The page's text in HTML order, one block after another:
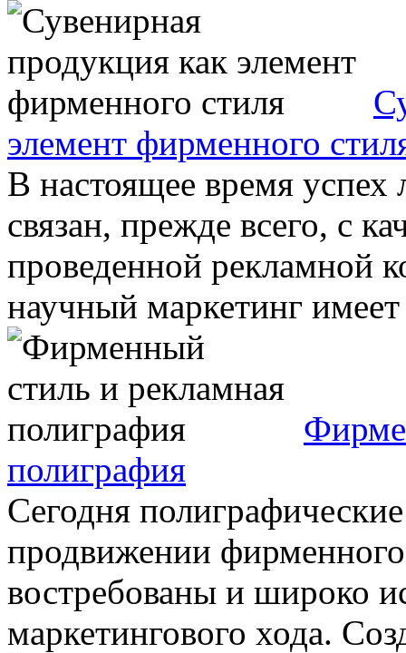
элемент фирменного
В настоящее время успех
связан, прежде всего, с
проведенной рекламной
научный маркетинг
полиграфия
Сегодня
продвижении
востребованы и широко
маркетингового хода.